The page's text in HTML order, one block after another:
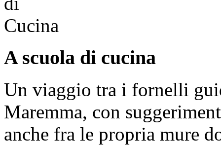
A scuola di cucina
Un viaggio tra i fornelli
Maremma, con
anche fra le propria mure